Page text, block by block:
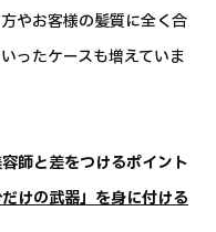
やお客様の髪質に全く合
ったケースも増えていま
師と差をつけるポイント
けの武器」を身に付ける